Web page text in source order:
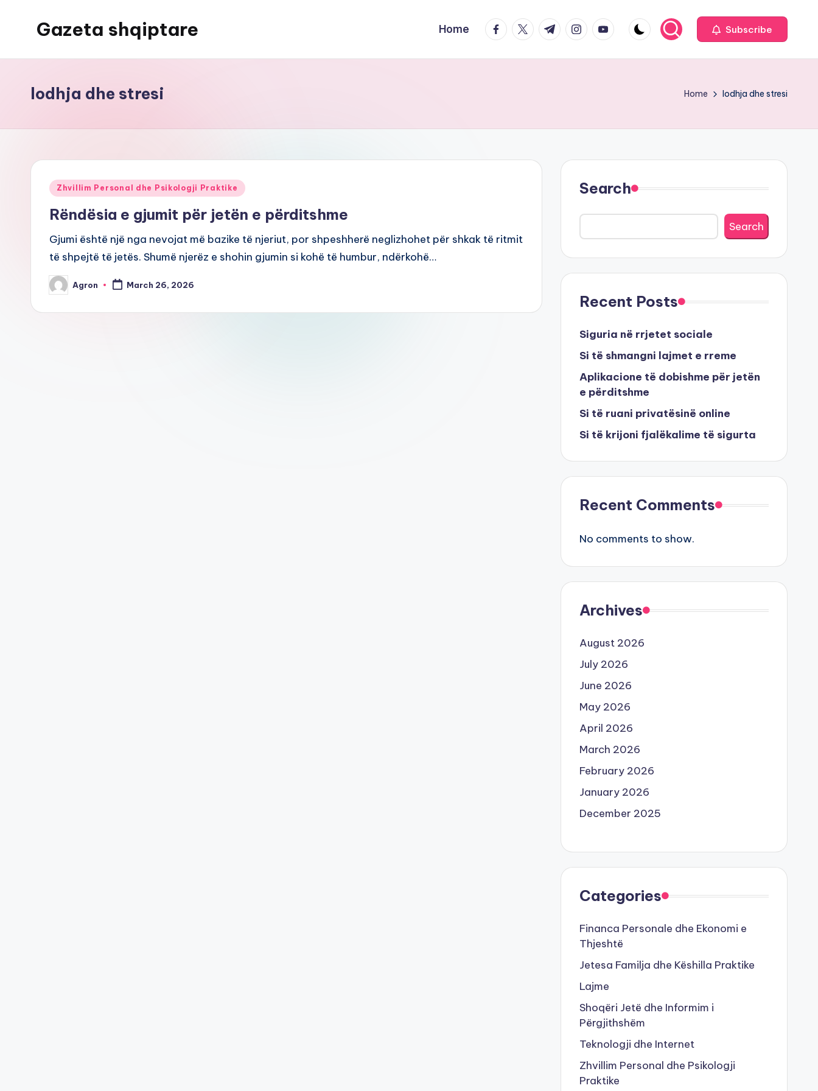
Gazeta shqiptare Home facebook.com
twitter.com
t.me instagram.com
youtube.com Subscribe
lodhja dhe stresi Home lodhja dhe stresi
Posted
Zhvillim Personal dhe Psikologji Praktike
Rëndësia e gjumit për jetën e përditshme
Gjumi është një nga nevojat më bazike të njeriut, por shpeshherë neglizhohet për shkak të ritmit
të shpejtë të jetës. Shumë njerëz e shohin gjumin si kohë të humbur, ndërkohë…
Posted
by
Agron March 26, 2026
Search
Search
Recent Posts
Siguria në rrjetet sociale
Si të shmangni lajmet e rreme
Aplikacione të dobishme për jetën
e përditshme
Si të ruani privatësinë online
Si të krijoni fjalëkalime të sigurta
Recent Comments
No comments to show.
Archives
August 2026
July 2026
June 2026
May 2026
April 2026
March 2026
February 2026
January 2026
December 2025
Categories
Financa Personale dhe Ekonomi e
Thjeshtë
Jetesa Familja dhe Këshilla Praktike
Lajme
Shoqëri Jetë dhe Informim i
Përgjithshëm
Teknologji dhe Internet
Zhvillim Personal dhe Psikologji
Praktike